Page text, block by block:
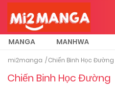
MANGA MANHWA
mi2manga Chiến Binh Học Đường
Chiến Binh Học Đường